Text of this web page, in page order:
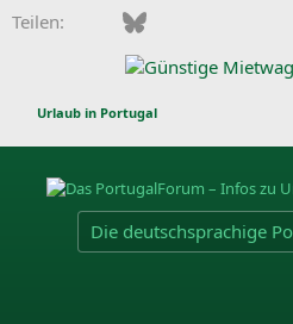
Teilen: FacebookBluesky
Urlaub in Portugal
Die deutschsprachige